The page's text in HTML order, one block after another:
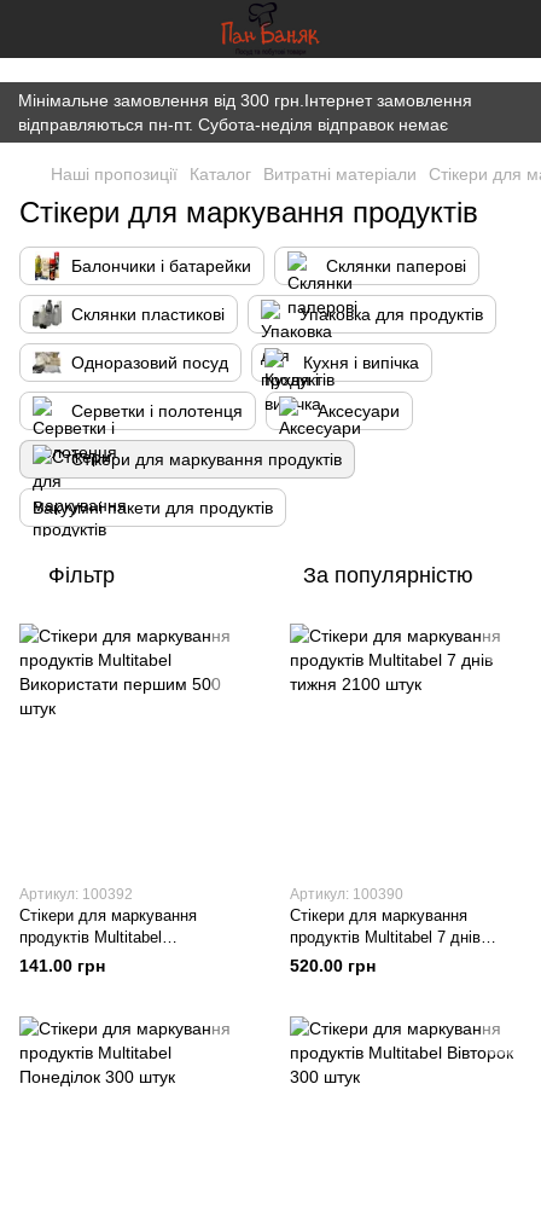
})(window,document,'script','dataLayer','GTM-K7JWBM2W');
Мінімальне замовлення від 300 грн.Інтернет замовлення
відправляються пн-пт. Субота-неділя відправок немає
Наші пропозиції Каталог Витратні матеріали Стікери для
Стікери для маркування продуктів
Балончики і батарейки Склянки паперові
Склянки пластикові Упаковка для продуктів
Одноразовий посуд Кухня і випічка
Серветки і полотенця Аксесуари
Стікери для маркування продуктів
Вакуумні пакети для продуктів
Фільтр За популярністю
Артикул: 100392
Стікери для маркування
продуктів Multitabel
Використати першим 500 штук
141.00 грн
Артикул: 100390
Стікери для маркування
продуктів Multitabel 7 днів
тижня 2100 штук
520.00 грн